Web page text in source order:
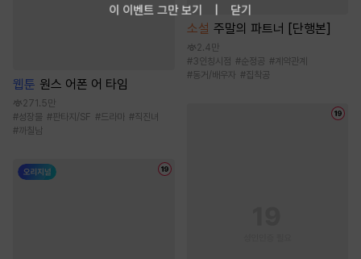
웹툰 원스 어폰 어 타임
271.5만
#성장물 #판타지/SF #드라마 #직진녀
#까칠남
소설 주말의 파트너 [단행본]
2.4만
#3인칭시점 #순정공 #계약관계
#동거/배우자 #집착공
이 이벤트 그만 보기 닫기